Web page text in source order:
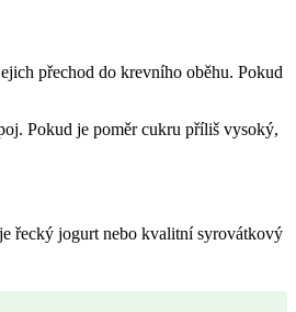
přechod do krevního oběhu. Pokud
Pokud je poměr cukru příliš vysoký,
řecký jogurt nebo kvalitní syrovátkový